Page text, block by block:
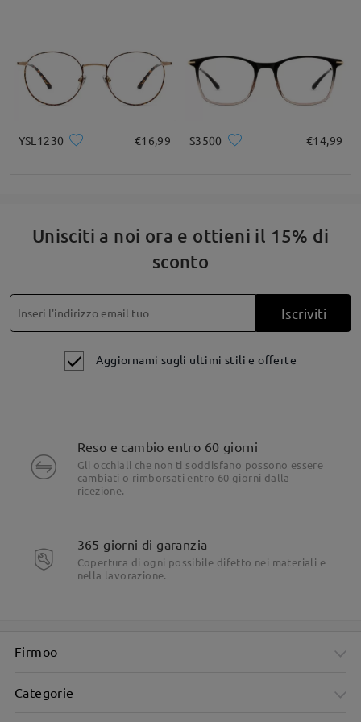
* Solo a titolo di riferimento
Descrizione del prodotto
Dettagli del prodotto
Leggi tutte le
recensioni
Scrivi una recensione
YSL1230 €16,99 S3500 €14,99
Unisciti a noi ora e ottieni il 15% di
sconto
Iscriviti
Aggiornami sugli ultimi stili e offerte
Reso e cambio entro 60 giorni
Gli occhiali che non ti soddisfano possono essere
cambiati o rimborsati entro 60 giorni dalla
ricezione.
365 giorni di garanzia
Copertura di ogni possibile difetto nei materiali e
nella lavorazione.
Firmoo
Categorie